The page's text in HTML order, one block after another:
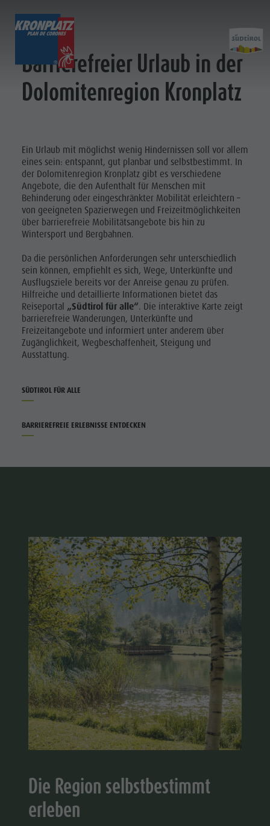
ENTDECKEN PLANEN &
UNTERKUNFT
BUCHEN
ANREISE
KRONPLATZ
GUEST PASS
Planen
&
Buchen
Anreise
Mobilität
vor Ort
Katalogservice
Kontakt
Webcams
Ferienorte
Familie & Kinder
Events
Kultur
Sehenswürdigkeiten
Bars & Restaurants
Cook the Mountain
Shopping
Wellness
Naturparks
Das Pustertal
Südtirol
Guide A-Z
Wandern
Klettern
Paragleiten & Tandemfliegen
Weitere Aktivitäten
Ferienprogramme
Anreise
Katalogservice
Kontakt
Webcams
Wetter
Kronplatz Doctor Service
Barrierefreier Urlaub in der
Dolomitenregion Kronplatz
Ein Urlaub mit möglichst wenig Hindernissen soll vor allem
eines sein: entspannt, gut planbar und selbstbestimmt. In
der Dolomitenregion Kronplatz gibt es verschiedene
Angebote, die den Aufenthalt für Menschen mit
Behinderung oder eingeschränkter Mobilität erleichtern –
von geeigneten Spazierwegen und Freizeitmöglichkeiten
über barrierefreie Mobilitätsangebote bis hin zu
Wintersport und Bergbahnen.
Da die persönlichen Anforderungen sehr unterschiedlich
sein können, empfiehlt es sich, Wege, Unterkünfte und
Ausflugsziele bereits vor der Anreise genau zu prüfen.
Hilfreiche und detaillierte Informationen bietet das
Reiseportal „Südtirol für alle“. Die interaktive Karte zeigt
barrierefreie Wanderungen, Unterkünfte und
Freizeitangebote und informiert unter anderem über
Zugänglichkeit, Wegbeschaffenheit, Steigung und
Ausstattung.
SÜDTIROL FÜR ALLE
BARRIEREFREIE ERLEBNISSE ENTDECKEN
Die Region selbstbestimmt
erleben